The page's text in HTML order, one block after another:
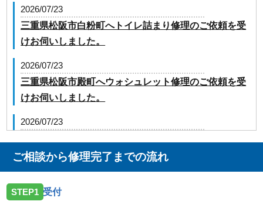
2026/07/23
三重県松阪市白粉町へトイレ詰まり修理のご依頼を受
けお伺いしました。
2026/07/23
三重県松阪市殿町へウォシュレット修理のご依頼を受
けお伺いしました。
2026/07/23
けお伺いしました。
三重県松阪市嬉野上野町へ台所蛇口の水漏れ修理のご
ご相談から修理完了までの流れ
STEP1 受付